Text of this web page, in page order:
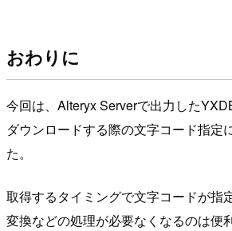
おわりに
今回は、Alteryx Serverで出力した
ダウンロードする際の文字コード指定
た。
取得するタイミングで文字コードが指
変換などの処理が必要なくなるのは便